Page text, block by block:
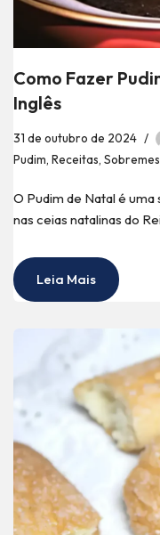
Como Fazer
Inglês
31 de outubro de 2024
Pudim, Receitas,
O Pudim de Natal é
nas ceias natalinas do
Leia Mais